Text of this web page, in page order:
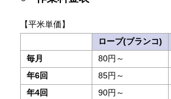
【平米単価】
ロープ(ブランコ)
毎月
80円～
年6回
85円～
年4回
90円～